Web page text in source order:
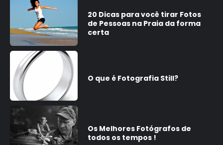
20 Dicas para você tirar Fotos
de Pessoas na Praia da forma
certa
O que é Fotografia Still?
Os Melhores Fotógrafos de
todos os tempos !